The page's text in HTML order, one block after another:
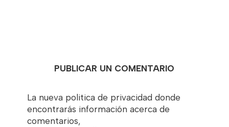
PUBLICAR UN COMENTARIO
La nueva politica de privacidad donde
encontrarás información acerca de
comentarios,